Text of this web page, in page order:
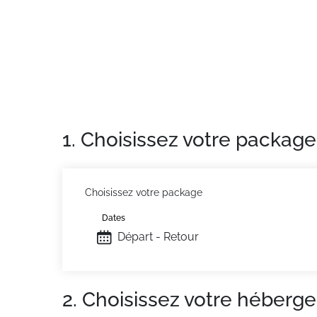
1. Choisissez votre package
Choisissez votre package
Départ - Retour
Dates
2. Choisissez votre